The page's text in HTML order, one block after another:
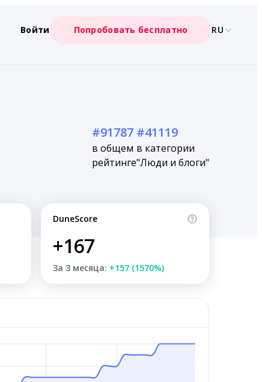
Войти Попробовать бесплатно RU
#91787
в общем
рейтинге
#41119
в категории
"Люди и блоги"
DuneScore
+167
За 3 месяца: +157 (1570%)